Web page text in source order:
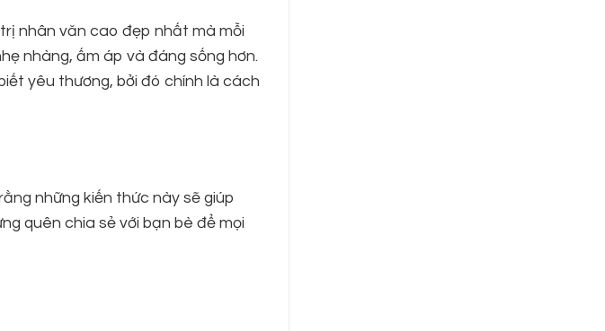
nhân văn cao đẹp nhất mà mỗi
nhàng, ấm áp và đáng sống hơn.
yêu thương, bởi đó chính là cách
những kiến thức này sẽ giúp
quên chia sẻ với bạn bè để mọi